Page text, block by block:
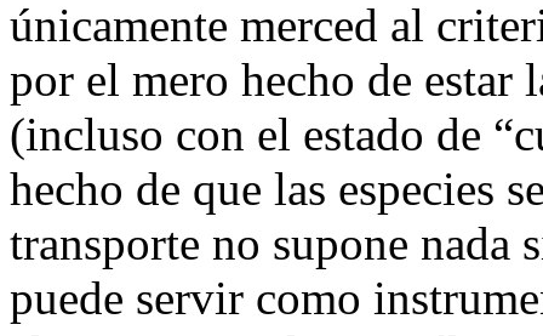
únicamente merced al
por el mero hecho de estar
(incluso con el estado de
hecho de que las especies
transporte no supone nada
puede servir como